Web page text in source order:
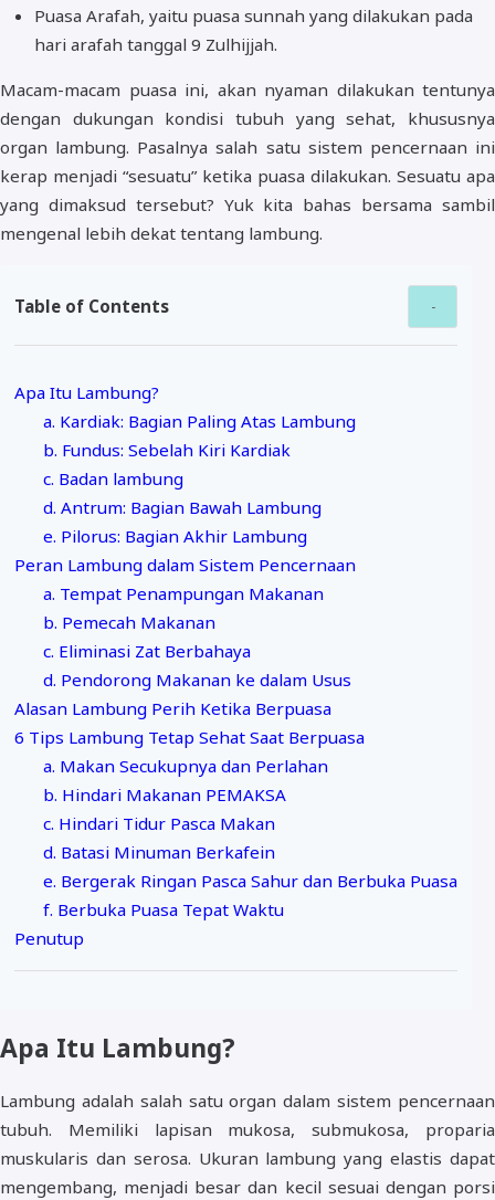
Puasa Arafah, yaitu puasa sunnah yang dilakukan pada
hari arafah tanggal 9 Zulhijjah.
Macam-macam puasa ini, akan nyaman dilakukan tentunya
dengan dukungan kondisi tubuh yang sehat, khususnya
organ lambung. Pasalnya salah satu sistem pencernaan ini
kerap menjadi “sesuatu” ketika puasa dilakukan. Sesuatu apa
yang dimaksud tersebut? Yuk kita bahas bersama sambil
mengenal lebih dekat tentang lambung.
Table of Contents
Apa Itu Lambung?
a. Kardiak: Bagian Paling Atas Lambung
b. Fundus: Sebelah Kiri Kardiak
c. Badan lambung
d. Antrum: Bagian Bawah Lambung
e. Pilorus: Bagian Akhir Lambung
Peran Lambung dalam Sistem Pencernaan
a. Tempat Penampungan Makanan
b. Pemecah Makanan
c. Eliminasi Zat Berbahaya
d. Pendorong Makanan ke dalam Usus
Alasan Lambung Perih Ketika Berpuasa
6 Tips Lambung Tetap Sehat Saat Berpuasa
a. Makan Secukupnya dan Perlahan
b. Hindari Makanan PEMAKSA
c. Hindari Tidur Pasca Makan
d. Batasi Minuman Berkafein
e. Bergerak Ringan Pasca Sahur dan Berbuka Puasa
f. Berbuka Puasa Tepat Waktu
Penutup
Apa Itu Lambung?
Lambung adalah salah satu organ dalam sistem pencernaan
tubuh. Memiliki lapisan mukosa, submukosa, proparia
muskularis dan serosa. Ukuran lambung yang elastis dapat
mengembang, menjadi besar dan kecil sesuai dengan porsi